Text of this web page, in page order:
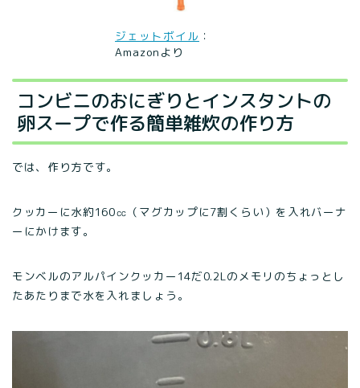
ジェットボイル ：
Amazonより
コンビニのおにぎりとインスタントの
卵スープで作る簡単雑炊の作り方
では、作り方です。
クッカーに水約160㏄（マグカップに7割くらい）を入れバーナ
ーにかけます。
モンベルのアルパインクッカー14だ0.2Lのメモリのちょっとし
たあたりまで水を入れましょう。